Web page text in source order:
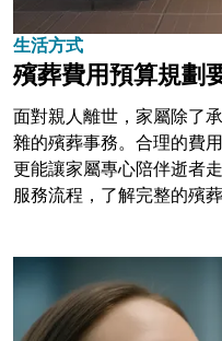
生活方式
殯葬費用預算規劃
面對親人離世，家屬除了
雜的殯葬事務。合理的費
更能讓家屬專心陪伴逝者
服務流程，了解完整的殯